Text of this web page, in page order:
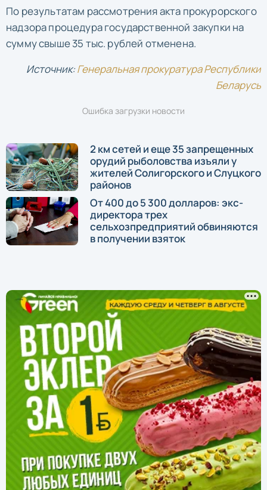
По результатам рассмотрения акта прокурорского
надзора процедура государственной закупки на
сумму свыше 35 тыс. рублей отменена.
Источник:Генеральная прокуратура Республики
Беларусь
Ошибка загрузки новости
2 км сетей и еще 35 запрещенных
орудий рыболовства изъяли у
жителей Солигорского и Слуцкого
районов
От 400 до 5 300 долларов: экс-
директора трех
сельхозпредприятий обвиняются
в получении взяток